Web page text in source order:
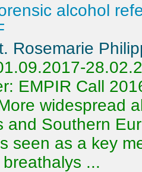
alcohol
Rosemarie
EMPIR Call
widespread
and Southern
seen as a key
...